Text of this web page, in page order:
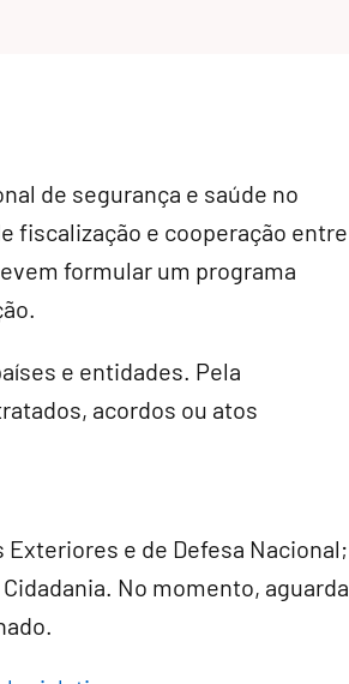
de segurança e saúde no
fiscalização e cooperação entre
formular um programa
e entidades. Pela
acordos ou atos
e de Defesa Nacional;
No momento, aguarda